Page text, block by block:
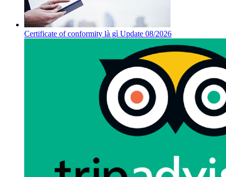
Certificate of conformity là gì Update 08/2026